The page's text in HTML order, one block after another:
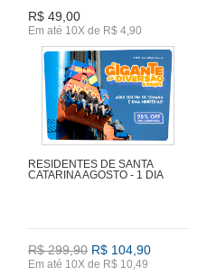
R$ 49,00
Em até 10X de R$ 4,90
RESIDENTES DE SANTA
CATARINA AGOSTO - 1 DIA
R$ 299,90 R$ 104,90
Em até 10X de R$ 10,49